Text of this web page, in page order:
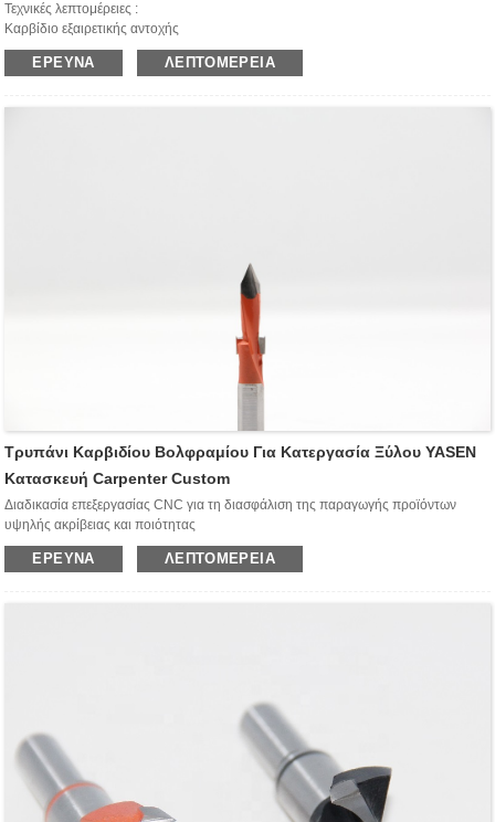
Τεχνικές λεπτομέρειες :
Καρβίδιο εξαιρετικής αντοχής
Μερίδα κοπής επικαλυμμένη με πορτοκαλί ή μαύρο
Κεφαλή TCT με ισορροπημένο κεντρικό σημείο ακριβείας
ΈΡΕΥΝΑ ΛΕΠΤΟΜΈΡΕΙΑ
Τρυπάνι Καρβιδίου Βολφραμίου Για Κατεργασία Ξύλου YASEN
Κατασκευή Carpenter Custom
Διαδικασία επεξεργασίας CNC για τη διασφάλιση της παραγωγής προϊόντων
υψηλής ακρίβειας και ποιότητας
Επειδή ο εξοπλισμός κατεργασίας CNC μπορεί να λειτουργήσει αυτόνομα χωρίς
χειροκίνητη λειτουργία, μπορεί να αποφύγει την πιθανότητα ελαττωμάτων του
ΈΡΕΥΝΑ ΛΕΠΤΟΜΈΡΕΙΑ